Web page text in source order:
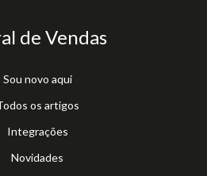
de Vendas
Sou novo aqui
os artigos
Integrações
Novidades